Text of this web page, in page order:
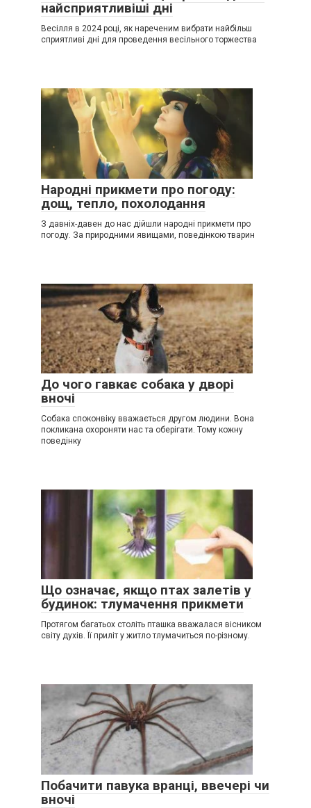
найсприятливіші дні
Весілля в 2024 році, як нареченим вибрати найбільш
сприятливі дні для проведення весільного торжества
Народні прикмети про погоду:
дощ, тепло, похолодання
З давніх-давен до нас дійшли народні прикмети про
погоду. За природними явищами, поведінкою тварин
До чого гавкає собака у дворі
вночі
Собака споконвіку вважається другом людини. Вона
покликана охороняти нас та оберігати. Тому кожну
поведінку
Що означає, якщо птах залетів у
будинок: тлумачення прикмети
Протягом багатьох століть пташка вважалася вісником
світу духів. Її приліт у житло тлумачиться по-різному.
Побачити павука вранці, ввечері чи
вночі